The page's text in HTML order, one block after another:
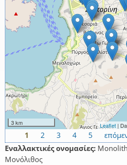
3 km Leaflet |
Σελίδες
1 2 3 4 5
Εναλλακτικές ονομασίες:
Μονόλιθος